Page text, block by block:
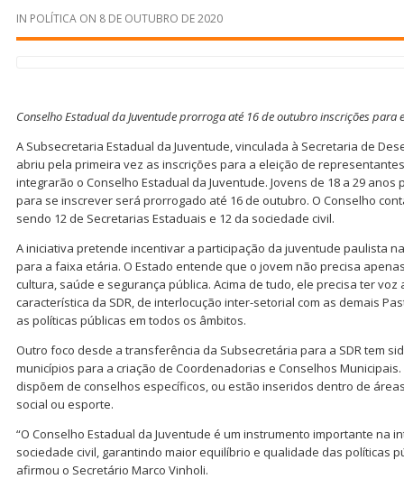
IN POLÍTICA ON 8 DE OUTUBRO DE 2020
Conselho Estadual da Juventude prorroga até 16 de outubro inscrições para
A Subsecretaria Estadual da Juventude, vinculada à Secretaria de
abriu pela primeira vez as inscrições para a eleição de
integrarão o Conselho Estadual da Juventude. Jovens de 18 a 29
para se inscrever será prorrogado até 16 de outubro. O Conselho
sendo 12 de Secretarias Estaduais e 12 da sociedade civil.
A iniciativa pretende incentivar a participação da juventude paulista
para a faixa etária. O Estado entende que o jovem não precisa
cultura, saúde e segurança pública. Acima de tudo, ele precisa ter voz
característica da SDR, de interlocução inter-setorial com as demais
as políticas públicas em todos os âmbitos.
Outro foco desde a transferência da Subsecretária para a SDR tem
municípios para a criação de Coordenadorias e Conselhos
dispõem de conselhos específicos, ou estão inseridos dentro de
social ou esporte.
“O Conselho Estadual da Juventude é um instrumento importante na
sociedade civil, garantindo maior equilíbrio e qualidade das políticas
afirmou o Secretário Marco Vinholi.